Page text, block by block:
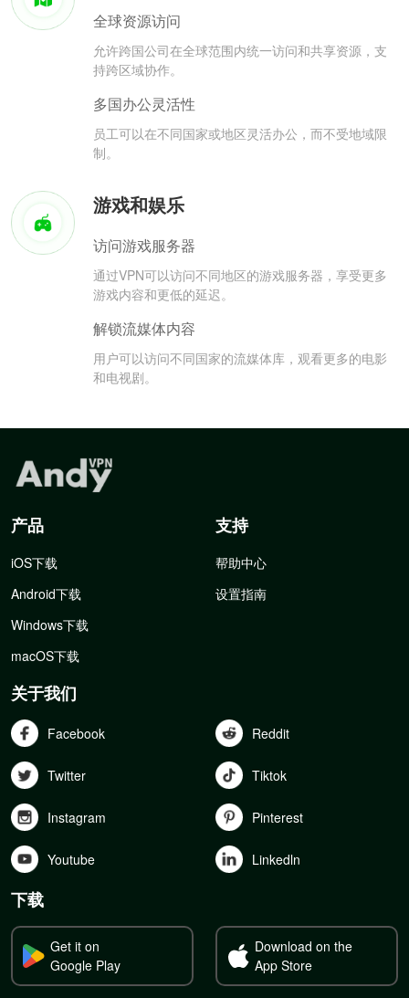
全球资源访问
允许跨国公司在全球范围内统一访问和共享资源，支
持跨区域协作。
多国办公灵活性
员工可以在不同国家或地区灵活办公，而不受地域限
制。
游戏和娱乐
访问游戏服务器
通过VPN可以访问不同地区的游戏服务器，享受更多
游戏内容和更低的延迟。
解锁流媒体内容
用户可以访问不同国家的流媒体库，观看更多的电影
和电视剧。
产品
iOS下载
Android下载
Windows下载
macOS下载
支持
帮助中心
设置指南
关于我们
Facebook Reddit
Twitter Tiktok
Instagram Pinterest
Youtube Linkedln
下载
Get it on
Google Play
Download on the
App Store